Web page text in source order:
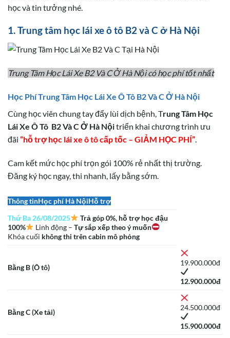
họcvà tin tưởng nhé.
1. Trung tâm học lái xe ô tô B2 và C ở Hà Nội
Trung Tâm Học Lái Xe B2 Và C Ở Hà Nội có học phí tốt nhất
Học Phí Trung Tâm Học Lái Xe Ô Tô B2 Và C Ở Hà Nội
Cùng học viên chung tay đẩy lùi dịch bệnh, Trung Tâm Học
Lái Xe Ô Tô B2 Và C Ở Hà Nộitriển khai chương trình ưu
đãi “hỗ trợ học lái xe ô tô cấp tốc – GIẢM HỌC PHÍ”.
Cam kết mức học phí trọn gói 100% rẻ nhất thị trường.
Đăng ký học ngay, thi nhanh, lấy bằng sớm.
Thông tinHọc phí Hà NộiHỗ trợ
Thứ Ba 26/08/2025
Trả góp 0%, hỗ trợ học đậu
100%
Linh động –Tự sắp xếp theo ý muốn
Khóa cuối không thi trên cabin mô phỏng
Bằng B (Ô tô)
19.900.000đ
12.900.000đ
Bằng C (Xe tải)
24.500.000đ
15.900.000đ